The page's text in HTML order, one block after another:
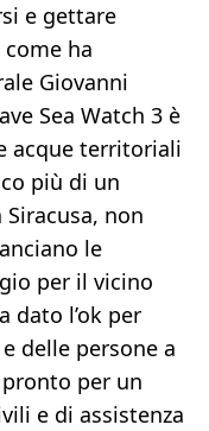
e gettare
come ha
Giovanni
Sea Watch 3 è
acque territoriali
più di un
non
le
per il vicino
dato l’ok per
delle persone a
per un
e di assistenza